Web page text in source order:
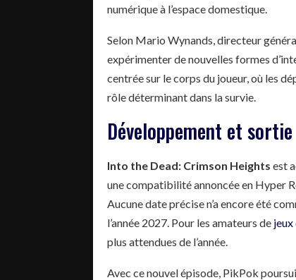
numérique à l’espace domestique.
Selon Mario Wynands, directeur
expérimenter de nouvelles formes
centrée sur le corps du joueur, où les
rôle déterminant dans la survie.
Développement et
Into the Dead: Crimson Heights est
une compatibilité annoncée en Hyper
Aucune date précise n’a encore été
l’année 2027. Pour les amateurs de jeux
plus attendues de l’année.
Avec ce nouvel épisode, PikPok